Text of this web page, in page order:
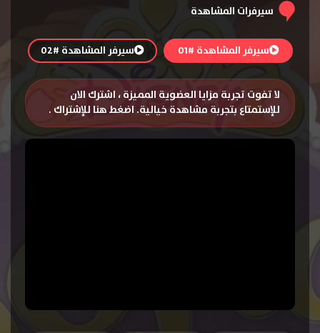
سيرفرات المشاهدة
سيرفر المشاهدة #01 سيرفر المشاهدة #02
لا تفوت تجربة مزايا العضوية المميزة ، اشترك الان
للإستمتاع بتجربة مشاهدة خيالية. اضغط هنا للإشتراك .